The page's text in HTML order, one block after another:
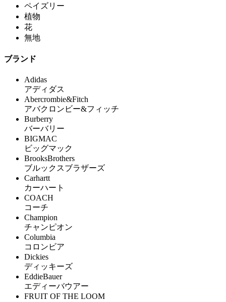
ペイズリー
植物
花
無地
ブランド
Adidas
アディダス
Abercrombie&Fitch
アバクロンビー&フィッチ
Burberry
バーバリー
BIGMAC
ビッグマック
BrooksBrothers
ブルックスブラザーズ
Carhartt
カーハート
COACH
コーチ
Champion
チャンピオン
Columbia
コロンビア
Dickies
ディッキーズ
EddieBauer
エディーバウアー
FRUIT OF THE LOOM